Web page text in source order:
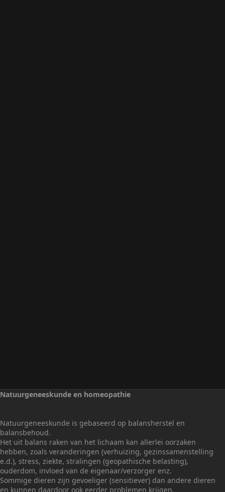
Natuurgeneeskunde en homeopathie
Natuurgeneeskunde is gebaseerd op balansherstel en
balansbehoud.
Het uit balans raken van het lichaam kan allerlei oorzaken
hebben, zoals veranderingen (verhuizing, gezinssamenstelling
e.d.), stress, ziekte, stralingen (geopathische belasting),
ouderdom, invloed van de eigenaar/verzorger enz.
Sommige dieren zijn gevoeliger (sensitiever) dan andere dieren
en kunnen daardoor ook eerder problemen krijgen.